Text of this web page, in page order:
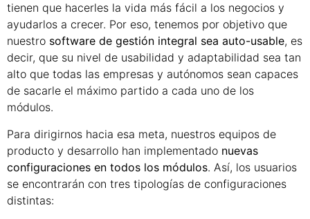
tienen que hacerles la vida más fácil a los negocios y
ayudarlos a crecer. Por eso, tenemos por objetivo que
nuestro software de gestión integral sea auto-usable, es
decir, que su nivel de usabilidad y adaptabilidad sea tan
alto que todas las empresas y autónomos sean capaces
de sacarle el máximo partido a cada uno de los
módulos.
Para dirigirnos hacia esa meta, nuestros equipos de
producto y desarrollo han implementado nuevas
configuraciones en todos los módulos. Así, los usuarios
se encontrarán con tres tipologías de configuraciones
distintas: